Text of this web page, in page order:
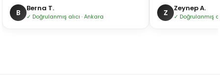
B Berna T.
✓ Doğrulanmış alıcı · Ankara Z Zeynep A.
✓ Doğrulanmış